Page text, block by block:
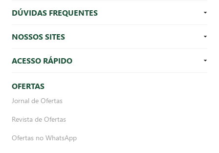
DÚVIDAS FREQUENTES
NOSSOS SITES
ACESSO RÁPIDO
OFERTAS
Jornal de Ofertas
Revista de Ofertas
Ofertas no WhatsApp